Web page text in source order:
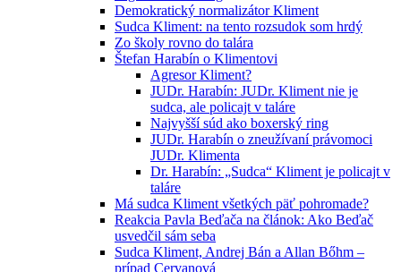
Demokratický normalizátor Kliment
Sudca Kliment: na tento rozsudok som hrdý
Zo školy rovno do talára
Štefan Harabín o Klimentovi
Agresor Kliment?
JUDr. Harabín: JUDr. Kliment nie je
sudca, ale policajt v taláre
Najvyšší súd ako boxerský ring
JUDr. Harabín o zneužívaní právomoci
JUDr. Klimenta
Dr. Harabín: „Sudca“ Kliment je policajt v
taláre
Má sudca Kliment všetkých päť pohromade?
Reakcia Pavla Beďača na článok: Ako Beďač
usvedčil sám seba
Sudca Kliment, Andrej Bán a Allan Bőhm –
prípad Cervanová